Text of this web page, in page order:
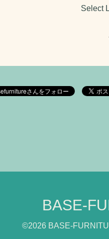
Select
BASE-
©2026 BASE-